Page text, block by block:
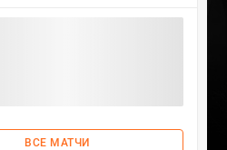
ВСЕ МАТЧИ